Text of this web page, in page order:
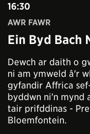
16:30
AWR FAWR
Ein Byd Bach
Dewch ar daith o
ni am ymweld â'r
gyfandir Affrica
byddwn ni'n mynd
tair prifddinas -
Bloemfontein.